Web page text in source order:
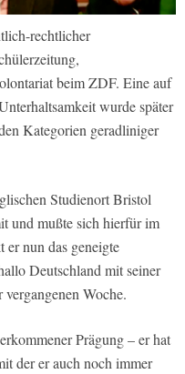
rechtlicher
beim ZDF. Eine auf
wurde später
Kategorien geradliniger
Studienort Bristol
und mußte sich hierfür im
nun das geneigte
Deutschland mit seiner
Woche.
Prägung – er hat
der er auch noch immer